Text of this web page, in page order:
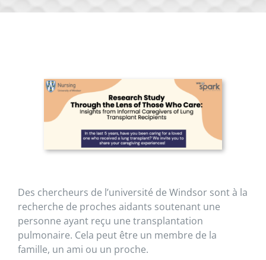
Des chercheurs de l’université de Windsor sont à la
recherche de proches aidants soutenant une
personne ayant reçu une transplantation
pulmonaire. Cela peut être un membre de la
famille, un ami ou un proche.